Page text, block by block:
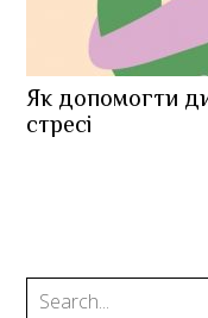
Як допомогти
стресі